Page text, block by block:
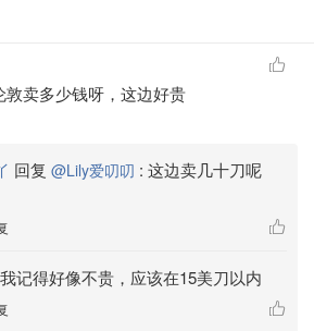
敦卖多少钱呀，这边好贵
回复 @Lily爱叨叨 : 这边卖几十刀呢
我记得好像不贵，应该在15美刀以内